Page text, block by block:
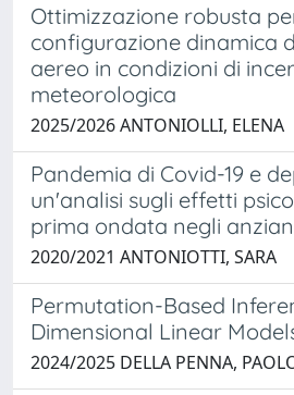
Ottimizzazione robusta
configurazione dinamica
aereo in condizioni di
meteorologica
2025/2026 ANTONIOLLI, ELENA
Pandemia di Covid-19 e
un'analisi sugli effetti
prima ondata negli
2020/2021 ANTONIOTTI, SARA
Permutation-Based
Dimensional Linear
2024/2025 DELLA PENNA,